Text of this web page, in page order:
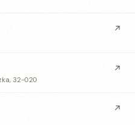
↗
32-020
↗
↗